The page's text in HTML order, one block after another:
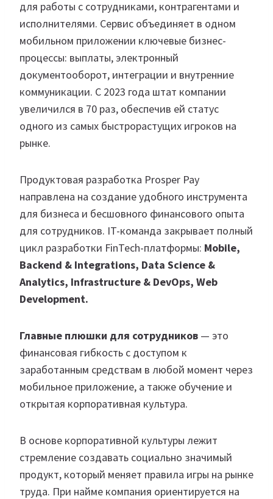
для работы с сотрудниками, контрагентами и
исполнителями. Сервис объединяет в одном
мобильном приложении ключевые бизнес-
процессы: выплаты, электронный
документооборот, интеграции и внутренние
коммуникации. С 2023 года штат компании
увеличился в 70 раз, обеспечив ей статус
одного из самых быстрорастущих игроков на
рынке.
Продуктовая разработка Prosper Pay
направлена на создание удобного инструмента
для бизнеса и бесшовного финансового опыта
для сотрудников. IT-команда закрывает полный
цикл разработки FinTech-платформы: Mobile,
Backend & Integrations, Data Science &
Analytics, Infrastructure & DevOps, Web
Development.
Главные плюшки для сотрудников — это
финансовая гибкость с доступом к
заработанным средствам в любой момент через
мобильное приложение, а также обучение и
открытая корпоративная культура.
В основе корпоративной культуры лежит
стремление создавать социально значимый
продукт, который меняет правила игры на рынке
труда. При найме компания ориентируется на